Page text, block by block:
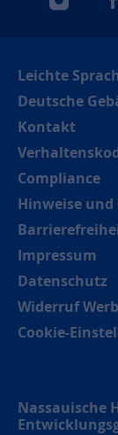
Leichte
Deutsche
Kontakt
Compliance
Hinweise
Impressum
Datenschutz
Widerruf
Cookie-
Nassauische